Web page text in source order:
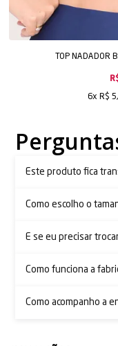
TOP NADADOR
6x R$
Este produto fica
Como escolho o
E se eu precisar
Como funciona a
Como acompanho a